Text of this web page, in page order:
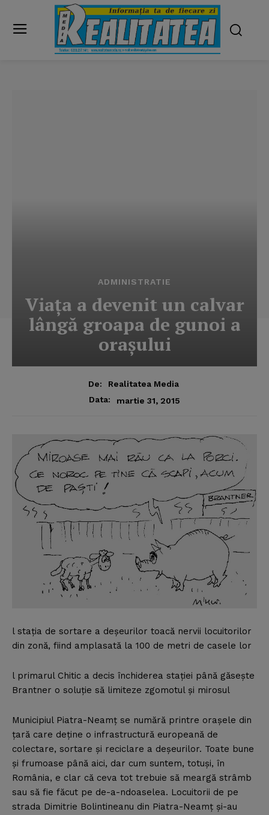
ADMINISTRATIE
Viaţa a devenit un calvar
lângă groapa de gunoi a
oraşului
De:
Realitatea Media
Data:
martie 31, 2015
l staţia de sortare a deşeurilor toacă nervii locuitorilor
din zonă, fiind amplasată la 100 de metri de casele lor
l primarul Chitic a decis închiderea staţiei până găseşte
Brantner o soluţie să limiteze zgomotul şi mirosul
Municipiul Piatra-Neamţ se numără printre oraşele din
ţară care deţine o infrastructură europeană de
colectare, sortare şi reciclare a deşeurilor. Toate bune
şi frumoase până aici, dar cum suntem, totuşi, în
România, e clar că ceva tot trebuie să meargă strâmb
sau să fie făcut pe de-a-ndoaselea. Locuitorii de pe
strada Dimitrie Bolintineanu din Piatra-Neamţ şi-au